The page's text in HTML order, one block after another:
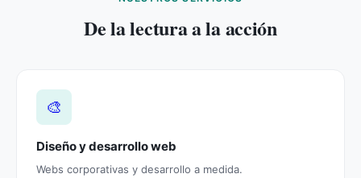
De la lectura a la acción
🎨
Diseño y desarrollo web
Webs corporativas y desarrollo a medida.